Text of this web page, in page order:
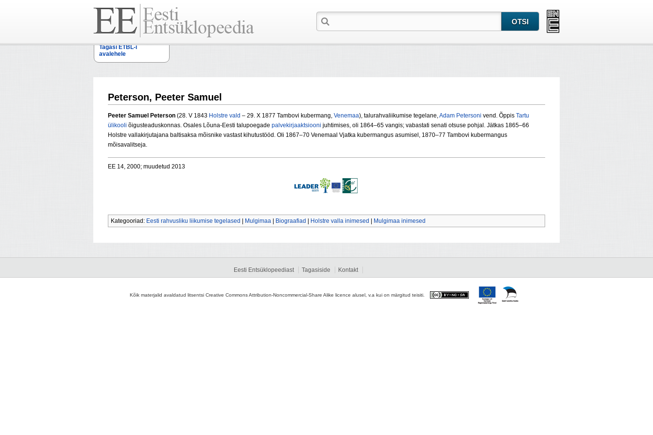
Tagasi ETBL-i
avalehele
Peterson, Peeter Samuel
Peeter Samuel Peterson (28. V 1843 Holstre vald – 29. X 1877 Tambovi kubermang, Venemaa), talurahvaliikumise tegelane,Adam Petersoni vend. Õppis Tartu
ülikooli õigusteaduskonnas. Osales Lõuna-Eesti talupoegade palvekirjaaktsiooni juhtimises, oli 1864–65 vangis; vabastati senati otsuse pohjal. Jätkas 1865–66
Holstre vallakirjutajana baltisaksa mõisnike vastast kihutustööd. Oli 1867–70 Venemaal Vjatka kubermangus asumisel, 1870–77 Tambovi kubermangus
mõisavalitseja.
EE 14, 2000; muudetud 2013
Kategooriad: Eesti rahvusliku liikumise tegelased Mulgimaa Biograafiad Holstre valla inimesed Mulgimaa inimesed
Eesti Entsüklopeediast Tagasiside Kontakt
Kõik materjalid avaldatud litsentsi Creative Commons Attribution-Noncommercial-Share Alike licence alusel, v.a kui on märgitud teisiti.